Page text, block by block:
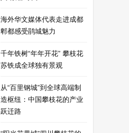
海外华文媒体代表走进成都
郫都感受鹃城魅力
千年铁树“年年开花” 攀枝花
苏铁成全球独有景观
从“百里钢城”到全球高端制
造枢纽：中国攀枝花的产业
跃迁路